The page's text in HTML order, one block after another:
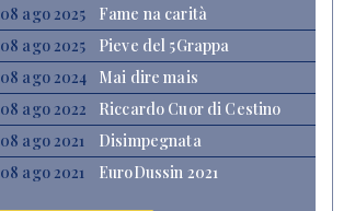
08 ago 2025
Fame na carità
08 ago 2025
Pieve del 5Grappa
08 ago 2024
Mai dire mais
08 ago 2022
Riccardo Cuor di Cestino
08 ago 2021
Disimpegnata
08 ago 2021
EuroDussin 2021